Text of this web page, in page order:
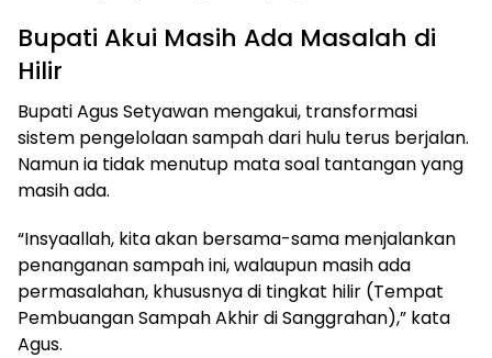
Bupati Akui Masih Ada Masalah di
Hilir
Bupati Agus Setyawan mengakui, transformasi
sistem pengelolaan sampah dari hulu terus berjalan.
Namun ia tidak menutup mata soal tantangan yang
masih ada.
“Insyaallah, kita akan bersama-sama menjalankan
penanganan sampah ini, walaupun masih ada
permasalahan, khususnya di tingkat hilir (Tempat
Pembuangan Sampah Akhir di Sanggrahan),” kata
Agus.